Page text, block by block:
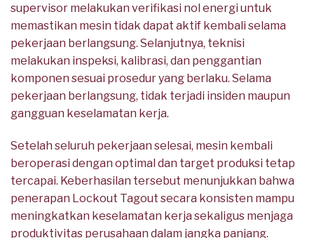
supervisor melakukan verifikasi nol energi untuk
memastikan mesin tidak dapat aktif kembali selama
pekerjaan berlangsung. Selanjutnya, teknisi
melakukan inspeksi, kalibrasi, dan penggantian
komponen sesuai prosedur yang berlaku. Selama
pekerjaan berlangsung, tidak terjadi insiden maupun
gangguan keselamatan kerja.
Setelah seluruh pekerjaan selesai, mesin kembali
beroperasi dengan optimal dan target produksi tetap
tercapai. Keberhasilan tersebut menunjukkan bahwa
penerapan Lockout Tagout secara konsisten mampu
meningkatkan keselamatan kerja sekaligus menjaga
produktivitas perusahaan dalam jangka panjang.